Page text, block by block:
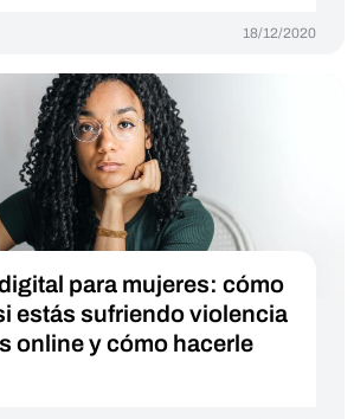
18/12/2020
para mujeres: cómo
estás sufriendo violencia
online y cómo hacerle